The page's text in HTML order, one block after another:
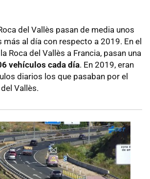
del Vallès pasan de media unos
más al día con respecto a 2019. En el
Roca del Vallès a Francia, pasan una
vehículos cada día. En 2019, eran
diarios los que pasaban por el
Vallès.